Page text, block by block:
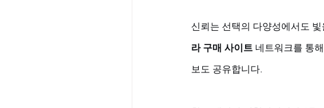
신뢰는 선택의 다양성에서도
라 구매 사이트 네트워크를 통
보도 공유합니다.